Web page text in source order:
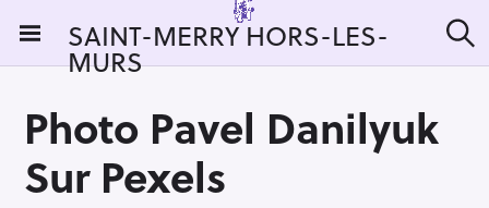
i
SAINT-MERRY HORS-LES-
MURS e
Photo Pavel Danilyuk
Sur Pexels